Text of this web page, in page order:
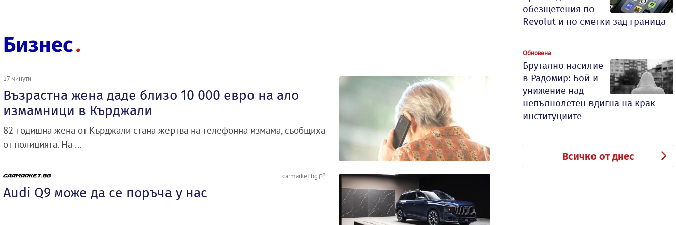
Бизнес
17 минути
Възрастна жена даде близо 10 000 евро на ало
измамници в Кърджали
82-годишна жена от Кърджали стана жертва на телефонна измама, съобщиха
от полицията. На ...
carmarket.bg
Audi Q9 може да се поръча у нас
обезщетения по
Revolut и по сметки зад граница
Обновена
Брутално насилие
в Радомир: Бой и
унижение над
непълнолетен вдигна на крак
институциите
Всичко от днес